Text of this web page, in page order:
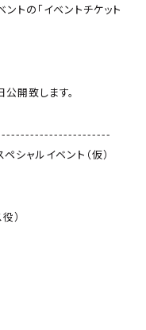
の「イベントチケット
開致します。
ャルイベント（仮）
）